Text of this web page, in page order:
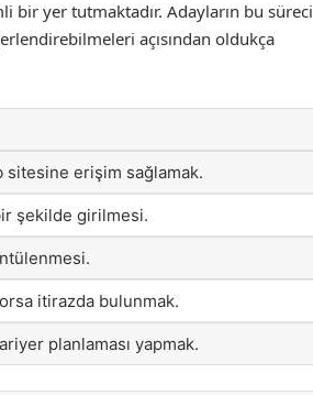
bir yer tutmaktadır. Adayların bu süreci
açısından oldukça
sitesine erişim sağlamak.
şekilde girilmesi.
itirazda bulunmak.
planlaması yapmak.